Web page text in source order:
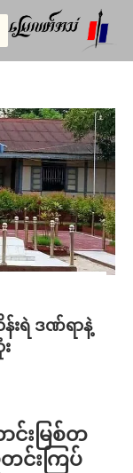
းရဲ ဒဏ်ရာနဲ့
င်းမြစ်တ
င်းကြပ်